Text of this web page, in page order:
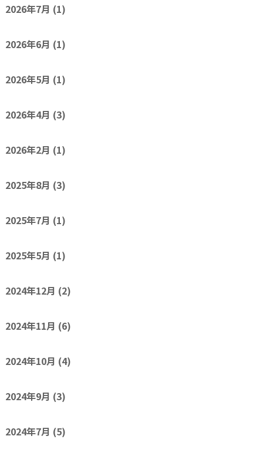
2026年7月 (1)
2026年6月 (1)
2026年5月 (1)
2026年4月 (3)
2026年2月 (1)
2025年8月 (3)
2025年7月 (1)
2025年5月 (1)
2024年12月 (2)
2024年11月 (6)
2024年10月 (4)
2024年9月 (3)
2024年7月 (5)